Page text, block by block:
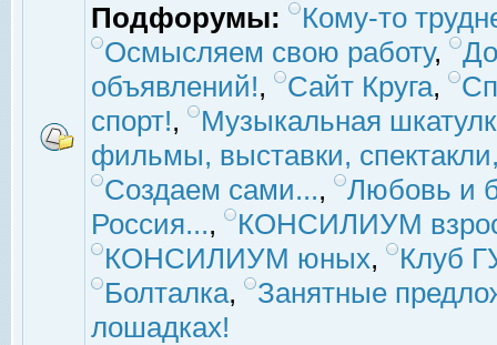
Подфорумы:
Кому-то
Осмысляем свою работу,
объявлений!, Сайт Круга,
спорт!,
Музыкальная
фильмы, выставки,
Создаем сами...,
Любовь и
Россия...,
КОНСИЛИУМ
КОНСИЛИУМ юных,
Клуб
Болталка,
Занятные
лошадках!